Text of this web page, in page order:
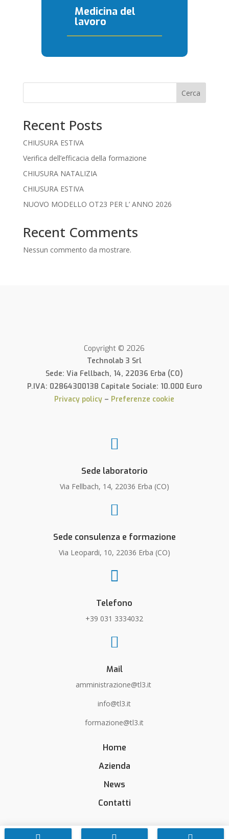
Medicina del
lavoro
Cerca
Recent Posts
CHIUSURA ESTIVA
Verifica dell’efficacia della formazione
CHIUSURA NATALIZIA
CHIUSURA ESTIVA
NUOVO MODELLO OT23 PER L’ ANNO 2026
Recent Comments
Nessun commento da mostrare.
Copyright © 2026
Technolab 3 Srl
Sede: Via Fellbach, 14, 22036 Erba (CO)
P.IVA: 02864300138 Capitale Sociale: 10.000 Euro
Privacy policy – Preferenze cookie

Sede laboratorio
Via Fellbach, 14, 22036 Erba (CO)

Sede consulenza e formazione
Via Leopardi, 10, 22036 Erba (CO)

Telefono
+39 031 3334032

Mail
amministrazione@tl3.it
info@tl3.it
formazione@tl3.it
Home
Azienda
News
Contatti